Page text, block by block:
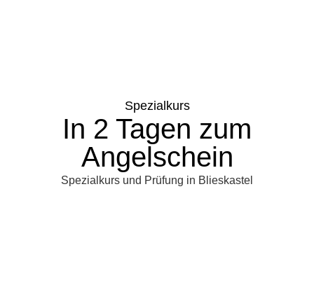
Spezialkurs
In 2 Tagen zum
Angelschein
Spezialkurs und Prüfung in Blieskastel